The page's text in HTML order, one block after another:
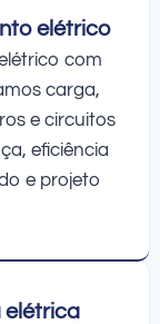
elétrico
com
carga,
e circuitos
eficiência
e projeto
elétrica